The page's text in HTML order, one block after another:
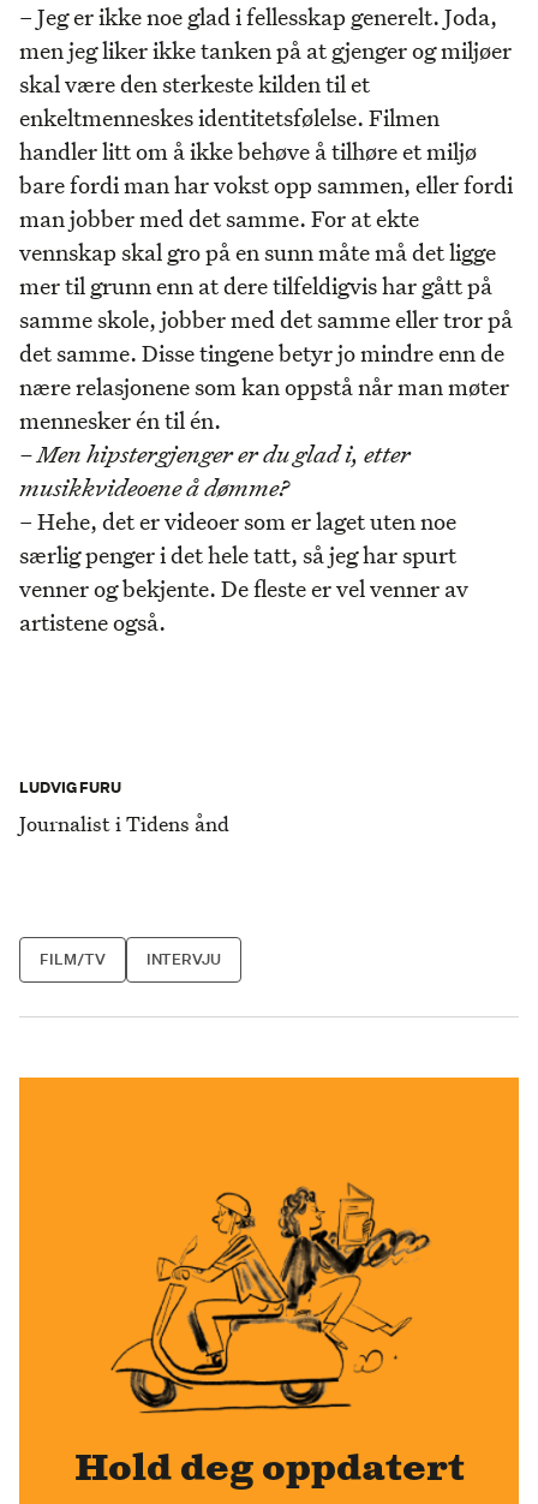
– Jeg er ikke noe glad i fellesskap generelt. Joda,
men jeg liker ikke tanken på at gjenger og miljøer
skal være den sterkeste kilden til et
enkeltmenneskes identitetsfølelse. Filmen
handler litt om å ikke behøve å tilhøre et miljø
bare fordi man har vokst opp sammen, eller fordi
man jobber med det samme. For at ekte
vennskap skal gro på en sunn måte må det ligge
mer til grunn enn at dere tilfeldigvis har gått på
samme skole, jobber med det samme eller tror på
det samme. Disse tingene betyr jo mindre enn de
nære relasjonene som kan oppstå når man møter
mennesker én til én.
– Men hipstergjenger er du glad i, etter
musikkvideoene å dømme?
– Hehe, det er videoer som er laget uten noe
særlig penger i det hele tatt, så jeg har spurt
venner og bekjente. De fleste er vel venner av
artistene også.
LUDVIG FURU
Journalist i Tidens ånd
FILM/TV INTERVJU
Hold deg oppdatert